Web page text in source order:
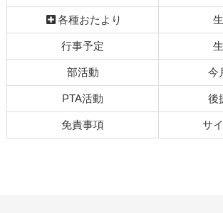
へ
各種おたより
行事予定
部活動 今
PTA活動 後
免責事項 サ